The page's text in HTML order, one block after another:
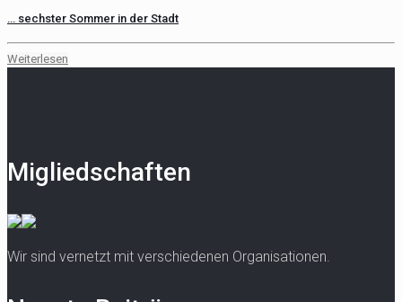
… sechster Sommer in der Stadt
Weiterlesen
Migliedschaften
Wir sind vernetzt mit verschiedenen Organisationen.